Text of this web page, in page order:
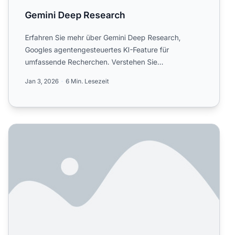
Gemini Deep Research
Erfahren Sie mehr über Gemini Deep Research,
Googles agentengesteuertes KI-Feature für
umfassende Recherchen. Verstehen Sie
Jan 3, 2026 6 Min. Lesezeit
Wird KI traditionelle Suchmaschinen ersetzen? Die